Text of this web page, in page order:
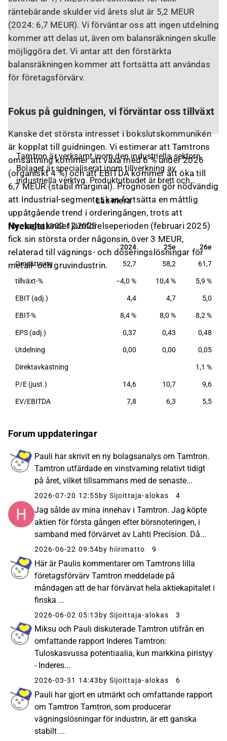
räntebärande skulder vid årets slut är 5,2 MEUR
(2024: 6,7 MEUR). Vi förväntar oss att ingen utdelning
kommer att delas ut, även om balansräkningen skulle
möjliggöra det. Vi antar att den förstärkta
balansräkningen kommer att fortsätta att användas
för företagsförvärv.
Fokus på guidningen, vi förväntar oss tillväxt
Kanske det största intresset i bokslutskommunikén
är kopplat till guidningen. Vi estimerar att Tamtrons
omsättning kommer att växa med 6 % under 2026
(organiskt 4 %) och att EBITDA kommer att öka till
6,7 MEUR (stabil marginal). Prognosen gör nödvändig
att Industrial-segmentet kan fortsätta en måttlig
uppåtgående trend i orderingången, trots att
företaget under jämförelseperioden (februari 2025)
fick sin största order någonsin, över 3 MEUR,
relaterad till vägnings- och doseringslösningar för
metall- och gruvindustrin.
Tamtron är verksamt inom den industriella sektorn.
Bolaget är specialiserat inom tillverkning av
industriella verktyg. Produktutbudet är brett och
inkluderar huvudsakligen digital vägningsutrustning,
såsom kranvågar, pallvagnsvågar, stockkranvågar,
dumpervågar, järnvägsvågar och
datainsamlingssystem. Kunderna återfinns inom
varierande områden, huvudsakligen inom industri-
och logistiksektorn. Verksamheten drivs globalt med
störst närvaro inom Europa.
Läs mera
Nyckeltal 02.12.2025
2024 25e 26e
2024 25e 26e
Omsättning 52,7 58,2 61,7
tillväxt-% −4,0 % 10,4 % 5,9 %
EBIT (adj.) 4,4 4,7 5,0
EBIT-% 8,4 % 8,0 % 8,2 %
EPS (adj.) 0,37 0,43 0,48
Utdelning 0,00 0,00 0,05
Direktavkastning 1,1 %
P/E (just.) 14,6 10,7 9,6
EV/EBITDA 7,8 6,3 5,5
Forum uppdateringar
Pauli har skrivit en ny bolagsanalys om Tamtron.
Tamtron utfärdade en vinstvarning relativt tidigt
på året, vilket tillsammans med de senaste...
2026-07-20 12:55by Sijoittaja-alokas 4
Jag sålde av mina innehav i Tamtron. Jag köpte
aktien för första gången efter börsnoteringen, i
samband med förvärvet av Lahti Precision. Då...
2026-06-22 09:54by hiirimatto 9
Här är Paulis kommentarer om Tamtrons lilla
företagsförvärv Tamtron meddelade på
måndagen att de har förvärvat hela aktiekapitalet i
finska ...
2026-06-02 05:13by Sijoittaja-alokas 3
Miksu och Pauli diskuterade Tamtron utifrån en
omfattande rapport Inderes Tamtron:
Tuloskasvussa potentiaalia, kun markkina piristyy
- Inderes...
2026-03-31 14:43 by Sijoittaja-alokas 6
Pauli har gjort en utmärkt och omfattande rapport
om Tamtron Tamtron, som producerar
vägningslösningar för industrin, är ett ganska
stabilt ...